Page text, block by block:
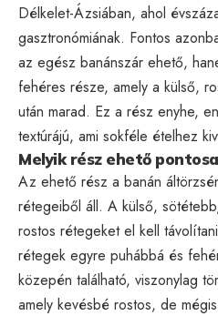
Délkelet-Ázsiában, ahol
gasztronómiának. Fontos
az egész banánszár ehető,
fehéres része, amely a külső,
után marad. Ez a rész enyhe,
textúrájú, ami sokféle ételhez
Melyik rész ehető
Az ehető rész a banán
rétegeiből áll. A külső,
rostos rétegeket el kell
rétegek egyre puhábbá és
közepén található, viszonylag
amely kevésbé rostos, de